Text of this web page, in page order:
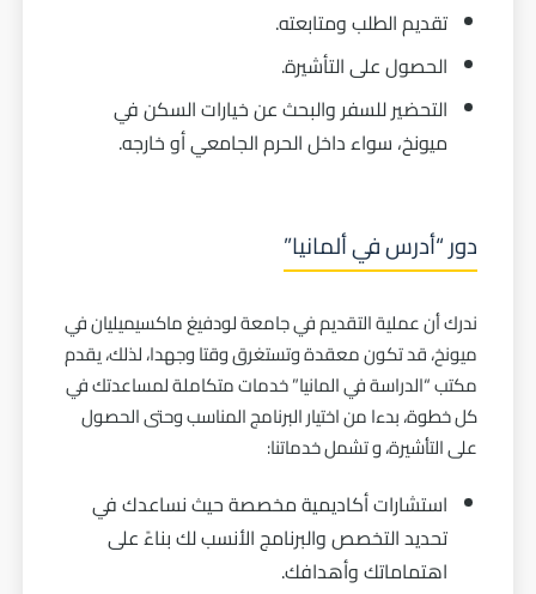
تقديم الطلب ومتابعته.
الحصول على التأشيرة.
التحضير للسفر والبحث عن خيارات السكن في
ميونخ، سواء داخل الحرم الجامعي أو خارجه.
دور “أدرس في ألمانيا”
ندرك أن عملية التقديم في جامعة لودفيغ ماكسيميليان في
ميونخ، قد تكون معقدة وتستغرق وقتا وجهدا، لذلك، يقدم
مكتب “الدراسة في المانيا” خدمات متكاملة لمساعدتك في
كل خطوة، بدءا من اختيار البرنامج المناسب وحتى الحصول
على التأشيرة، و تشمل خدماتنا:
استشارات أكاديمية مخصصة حيث نساعدك في
تحديد التخصص والبرنامج الأنسب لك بناءً على
اهتماماتك وأهدافك.